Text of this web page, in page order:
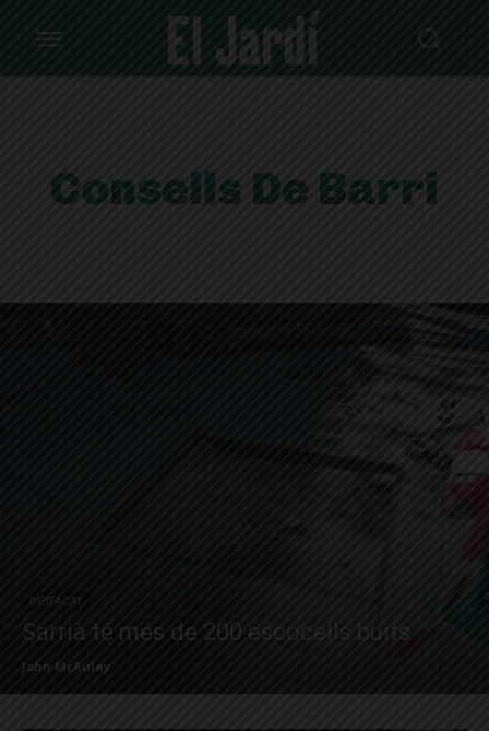
Consells De Barri
DESTACAT
Sarrià té més de 200 escocells buits
John McAulay